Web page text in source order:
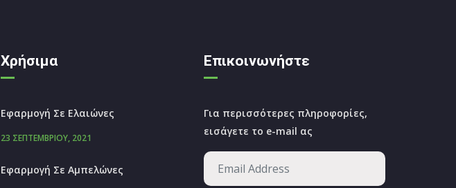
Χρήσιμα
Εφαρμογή Σε Ελαιώνες
23 ΣΕΠΤΕΜΒΡΊΟΥ, 2021
Εφαρμογή Σε Αμπελώνες
Επικοινωνήστε
Για περισσότερες πληροφορίες,
εισάγετε το e-mail ας